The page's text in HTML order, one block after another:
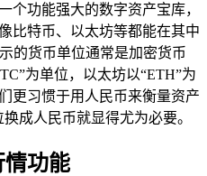
个功能强大的数字资产宝库，
比特币、以太坊等都能在其中
的货币单位通常是加密货币
为单位，以太坊以“ETH”为
更习惯于用人民币来衡量资产
成人民币就显得尤为必要。
情功能